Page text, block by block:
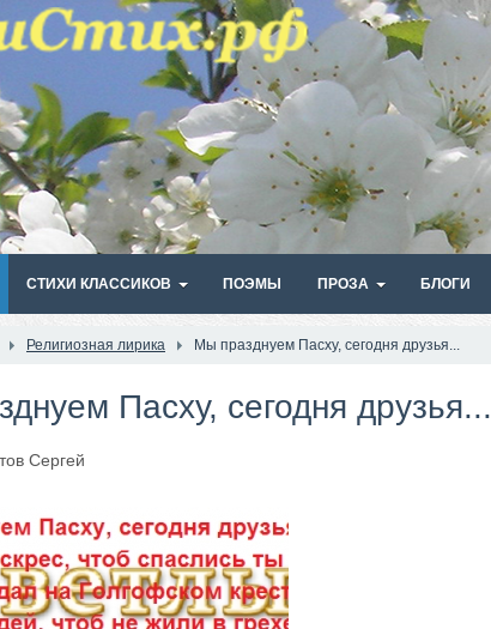
СТИХИ КЛАССИКОВ ПОЭМЫ ПРОЗА БЛОГИ
Религиозная лирика Мы празднуем Пасху, сегодня друзья...
Пасху, сегодня друзья...
Сергей